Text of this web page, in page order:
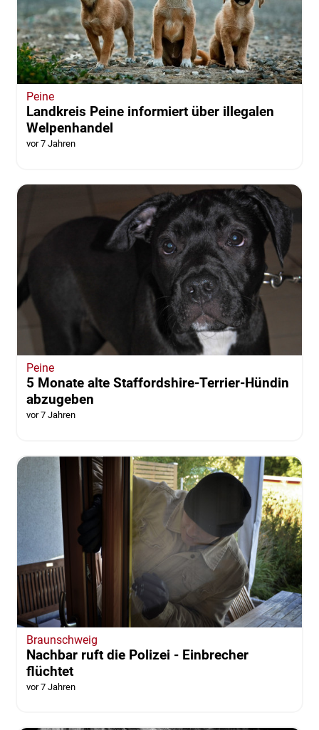
Peine
Landkreis Peine informiert über illegalen
Welpenhandel
vor 7 Jahren
Peine
5 Monate alte Staffordshire-Terrier-Hündin
abzugeben
vor 7 Jahren
Braunschweig
Nachbar ruft die Polizei - Einbrecher
flüchtet
vor 7 Jahren